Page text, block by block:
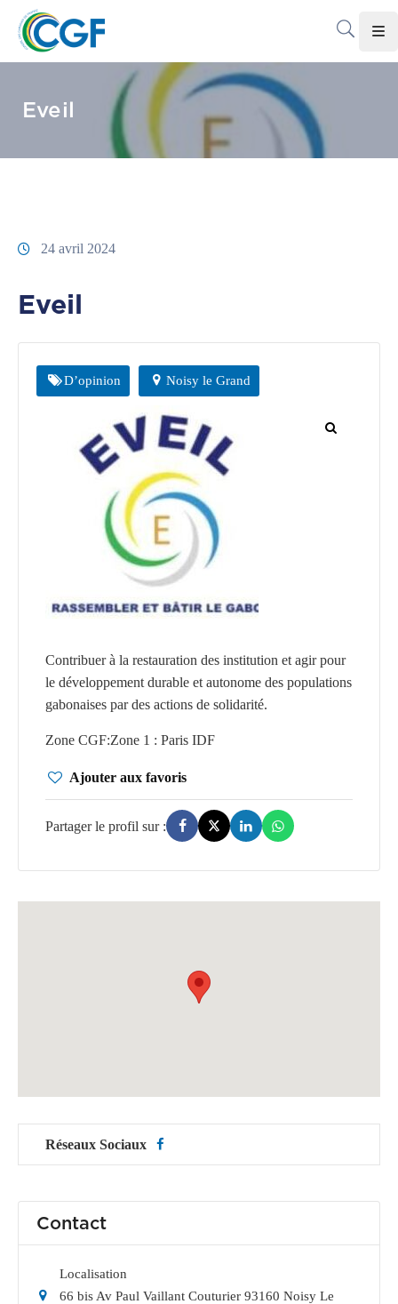
Le
Infos
Pratiques
Le
Adhérer
Assurance
Eveil
24 avril 2024
Eveil
D’opinion Noisy le Grand
Contribuer à la restauration des institution et agir pour
le développement durable et autonome des populations
gabonaises par des actions de solidarité.
Zone CGF:Zone 1 : Paris IDF
Ajouter aux favoris
Réseaux Sociaux
Contact
Localisation
66 bis Av Paul Vaillant Couturier 93160 Noisy Le